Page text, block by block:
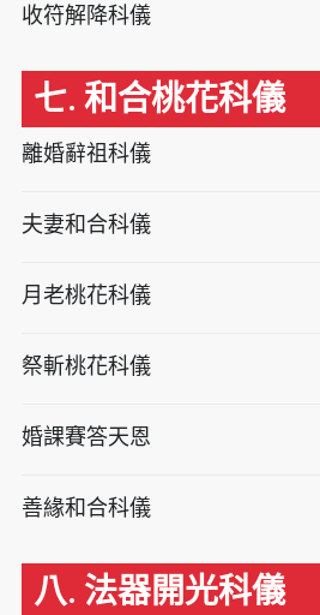
收符解降科儀
七. 和合桃花科儀
離婚辭祖科儀
夫妻和合科儀
月老桃花科儀
祭斬桃花科儀
婚課賽答天恩
善緣和合科儀
八. 法器開光科儀